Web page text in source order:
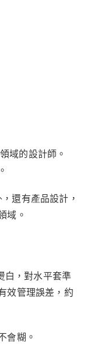
域的設計師。
還有產品設計，
域。
白，對水平套準
效管理誤差，約
會糊。